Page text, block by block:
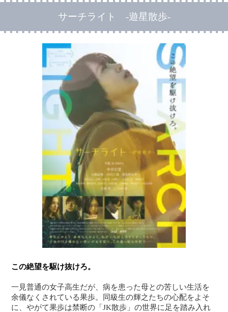
サーチライト -遊星散歩-
この絶望を駆け抜けろ。
一見普通の女子高生だが、病を患った母との苦しい生活を
余儀なくされている果歩。同級生の輝之たちの心配をよそ
に、やがて果歩は禁断の「JK散歩」の世界に足を踏み入れ